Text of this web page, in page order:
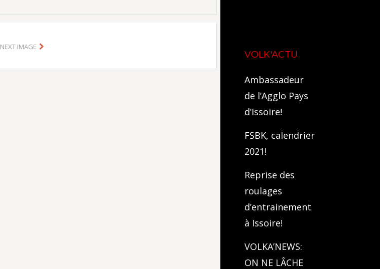
NEXT IMAGE
VOLK'ACTU
Ambassadeur
de l’Agglo Pays
d’Issoire!
FSBK, calendrier
2021!
Reprise des
roulages
d’entrainement
à Issoire!
VOLKA’NEWS:
ON NE LÂCHE